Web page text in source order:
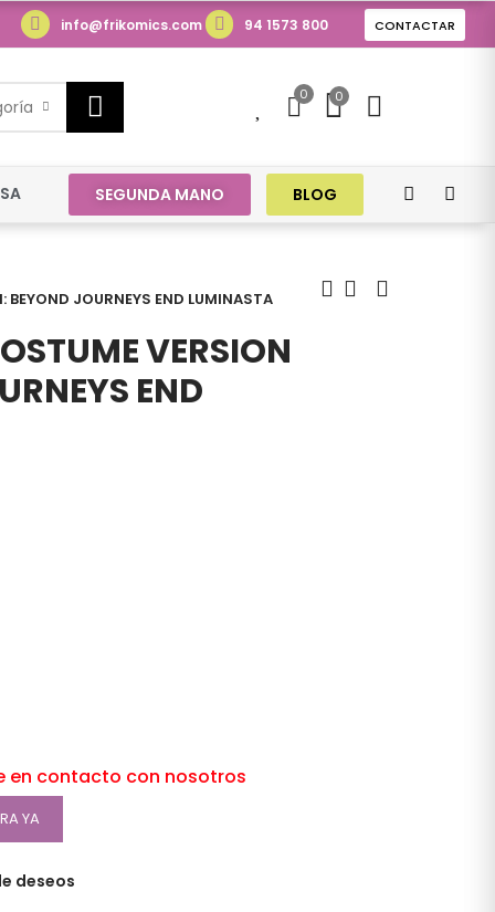
info@frikomics.com 94 1573 800 CONTACTAR
0 0
SEGUNDA MANO BLOG
BEYOND JOURNEYS END LUMINASTA
VERSION
END
en contacto con nosotros
YA
deseos